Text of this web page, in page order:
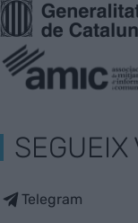
Telegram